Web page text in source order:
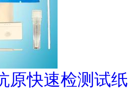
原快速检测试纸